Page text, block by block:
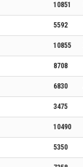
10851
5592
10855
8708
6830
3475
10490
5350